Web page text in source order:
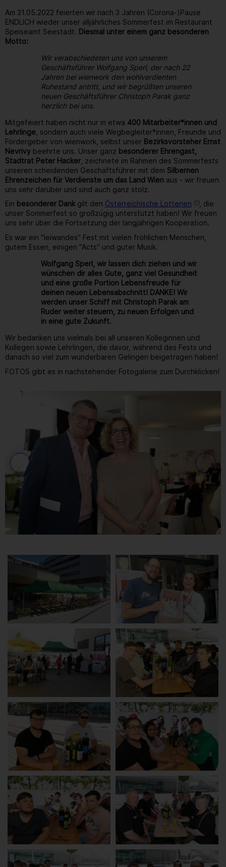
Am 31.05.2022 feierten wir nach 3 Jahren (Corona-)Pause
ENDLICH wieder unser alljährliches Sommerfest im Restaurant
Speiseamt Seestadt. Diesmal unter einem ganz besonderen
Motto:
Wir verabschiedeten uns von unserem
Geschäftsführer Wolfgang Sperl, der nach 22
Jahren bei wienwork den wohlverdienten
Ruhestand antritt, und wir begrüßten unseren
neuen Geschäftsführer Christoph Parak ganz
herzlich bei uns.
Mitgefeiert haben nicht nur in etwa 400 Mitarbeiter*innen und
Lehrlinge , sondern auch viele Wegbegleiter*innen, Freunde und
Fördergeber von wienwork, selbst unser Bezirksvorsteher Ernst
Nevrivy beehrte uns. Unser ganz besonderer Ehrengast,
Stadtrat Peter Hacker , zeichnete im Rahmen des Sommerfests
unseren scheidenden Geschäftsführer mit dem Silbernen
Ehrenzeichen für Verdienste um das Land Wien aus - wir freuen
uns sehr darüber und sind auch ganz stolz.
Ein besonderer Dank gilt den Österreichische Lotterien
, die
unser Sommerfest so großzügig unterstützt haben! Wir freuen
uns sehr über die Fortsetzung der langjährigen Kooperation.
Es war ein "leiwandes" Fest mit vielen fröhlichen Menschen,
gutem Essen, einigen "Acts" und guter Musik.
Wolfgang Sperl, wir lassen dich ziehen und wir
wünschen dir alles Gute, ganz viel Gesundheit
und eine große Portion Lebensfreude für
deinen neuen Lebensabschnitt! DANKE! Wir
werden unser Schiff mit Christoph Parak am
Ruder weiter steuern, zu neuen Erfolgen und
in eine gute Zukunft.
Wir bedanken uns vielmals bei all unseren Kolleginnen und
Kollegen sowie Lehrlingen, die davor, während des Fests und
danach so viel zum wunderbaren Gelingen beigetragen haben!
FOTOS gibt es in nachstehender Fotogalerie zum Durchklicken!